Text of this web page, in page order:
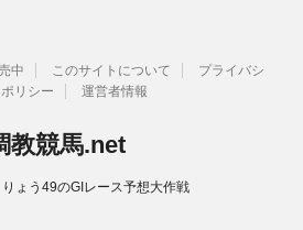
中 このサイトについて
プライバシ
リシー
運営者情報
教競馬.net
ょう49のGIレース予想大作戦